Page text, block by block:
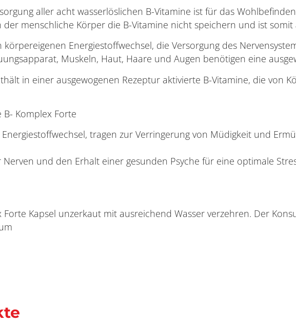
aller acht wasserlöslichen B-Vitamine ist für das
menschliche Körper die B-Vitamine nicht speichern und ist
Energiestoffwechsel, die Versorgung des
Muskeln, Haut, Haare und Augen benötigen eine
in einer ausgewogenen Rezeptur aktivierte B-Vitamine, die von
Komplex Forte
tragen zur Verringerung von Müdigkeit und
und den Erhalt einer gesunden Psyche für eine optimale
Kapsel unzerkaut mit ausreichend Wasser verzehren. Der